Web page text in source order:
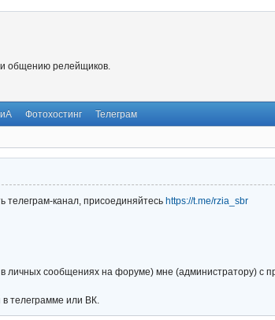
общению релейщиков.
Фотохостинг Телеграм
телеграм-канал, присоединяйтесь https://t.me/rzia_sbr
сообщениях на форуме) мне (администратору) с
телеграмме или ВК.